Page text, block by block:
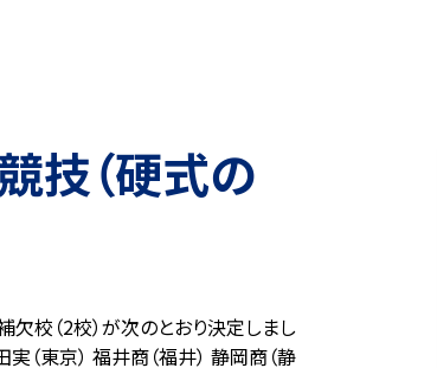
技（硬式の
校（2校）が次のとおり決定しまし
（東京） 福井商（福井） 静岡商（静